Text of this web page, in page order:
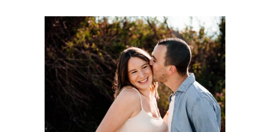
Shooting grossesse bord de mer Hérault : comment se
sentir belle même quand on se sent énorme
LIRE LA SUITE